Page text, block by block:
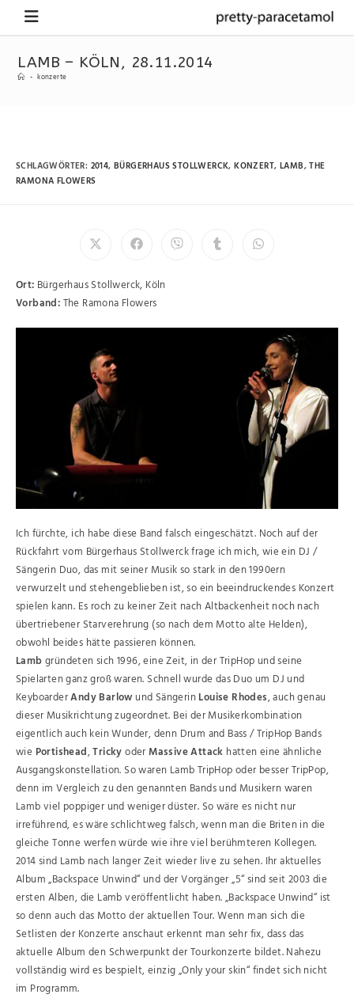
LAMB – KÖLN, 28.11.2014
- konzerte
SCHLAGWÖRTER: 2014, BÜRGERHAUS STOLLWERCK, KONZERT, LAMB,THE
RAMONA FLOWERS
Ort: Bürgerhaus Stollwerck, Köln
Vorband:The Ramona Flowers
Ich fürchte, ich habe diese Band falsch eingeschätzt. Noch auf der
Rückfahrt vom Bürgerhaus Stollwerck frage ich mich, wie ein DJ /
Sängerin Duo, das mit seiner Musik so stark in den 1990ern
verwurzelt und stehengeblieben ist, so ein beeindruckendes Konzert
spielen kann. Es roch zu keiner Zeit nach Altbackenheit noch nach
übertriebener Starverehrung (so nach dem Motto alte Helden),
obwohl beides hätte passieren können.
Lambgründeten sich 1996, eine Zeit, in der TripHop und seine
Spielarten ganz groß waren. Schnell wurde das Duo um DJ und
KeyboarderAndy Barlow und SängerinLouise Rhodes, auch genau
dieser Musikrichtung zugeordnet. Bei der Musikerkombination
eigentlich auch kein Wunder, denn Drum and Bass / TripHop Bands
wie Portishead,TrickyoderMassive Attack hatten eine ähnliche
Ausgangskonstellation. So waren Lamb TripHop oder besser TripPop,
denn im Vergleich zu den genannten Bands und Musikern waren
Lamb viel poppiger und weniger düster. So wäre es nicht nur
irreführend, es wäre schlichtweg falsch, wenn man die Briten in die
gleiche Tonne werfen würde wie ihre viel berühmteren Kollegen.
2014 sind Lamb nach langer Zeit wieder live zu sehen. Ihr aktuelles
Album „Backspace Unwind“ und der Vorgänger „5“ sind seit 2003 die
ersten Alben, die Lamb veröffentlicht haben. „Backspace Unwind“ ist
so denn auch das Motto der aktuellen Tour. Wenn man sich die
Setlisten der Konzerte anschaut erkennt man sehr fix, dass das
aktuelle Album den Schwerpunkt der Tourkonzerte bildet. Nahezu
vollständig wird es bespielt, einzig „Only your skin“ findet sich nicht
im Programm.